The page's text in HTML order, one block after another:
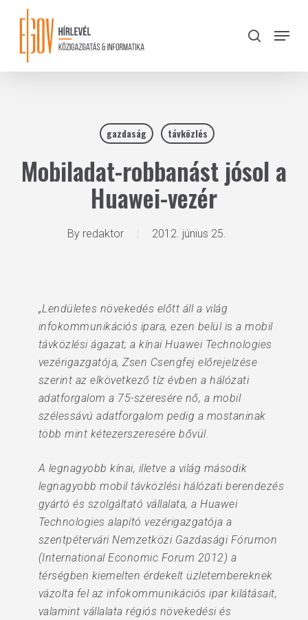
content
search
Menu
gazdaság távközlés
Mobiladat-robbanást jósol a
Huawei-vezér
By redaktor 2012. június 25.
„Lendületes növekedés előtt áll a világ
infokommunikációs ipara, ezen belül is a mobil
távközlési ágazat; a kínai Huawei Technologies
vezérigazgatója, Zsen Csengfej előrejelzése
szerint az elkövetkező tíz évben a hálózati
adatforgalom a 75-szeresére nő, a mobil
szélessávú adatforgalom pedig a mostaninak
több mint kétezerszeresére bővül.
A legnagyobb kínai, illetve a világ második
legnagyobb mobil távközlési hálózati berendezés
gyártó és szolgáltató vállalata, a Huawei
Technologies alapító vezérigazgatója a
szentpétervári Nemzetközi Gazdasági Fórumon
(International Economic Forum 2012) a
térségben kiemelten érdekelt üzletembereknek
vázolta fel az infokommunikációs ipar kilátásait,
valamint vállalata régiós növekedési és
Close